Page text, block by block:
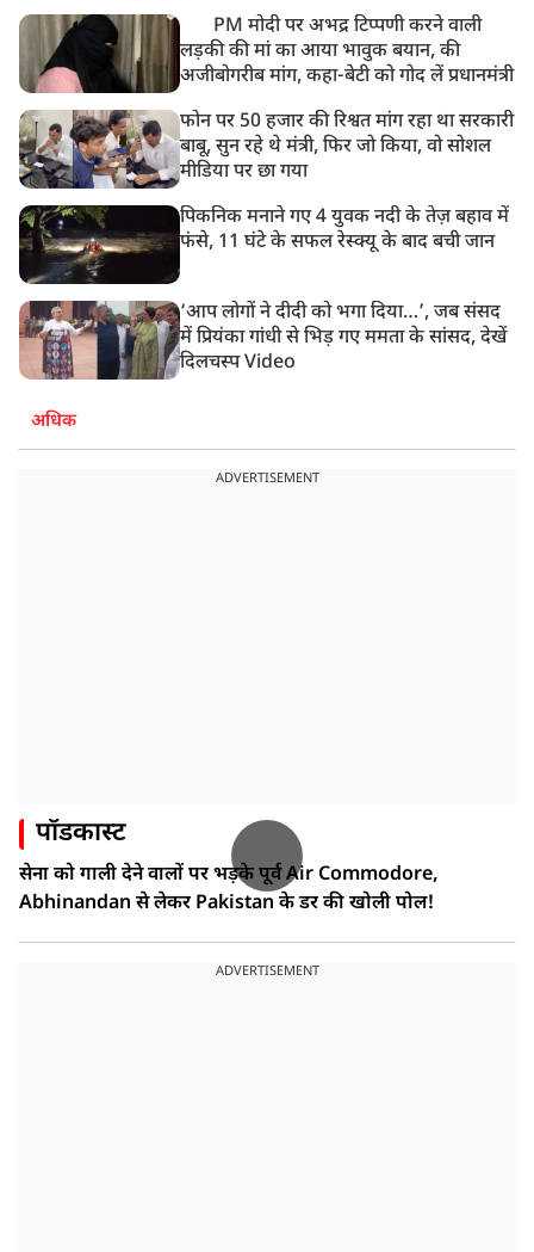
PM मोदी पर अभद्र टिप्पणी करने वाली
लड़की की मां का आया भावुक बयान, की
अजीबोगरीब मांग, कहा-बेटी को गोद लें प्रधानमंत्री
फोन पर 50 हजार की रिश्वत मांग रहा था सरकारी
बाबू, सुन रहे थे मंत्री, फिर जो किया, वो सोशल
मीडिया पर छा गया
पिकनिक मनाने गए 4 युवक नदी के तेज़ बहाव में
फंसे, 11 घंटे के सफल रेस्क्यू के बाद बची जान
‘आप लोगों ने दीदी को भगा दिया…’, जब संसद
में प्रियंका गांधी से भिड़ गए ममता के सांसद, देखें
दिलचस्प Video
अधिक
ADVERTISEMENT
पॉडकास्ट
सेना को गाली देने वालों पर भड़के पूर्व Air Commodore,
Abhinandan से लेकर Pakistan के डर की खोली पोल!
ADVERTISEMENT